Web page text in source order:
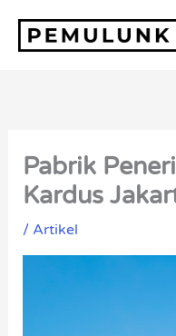
Pabrik
Kardus
/ Artikel